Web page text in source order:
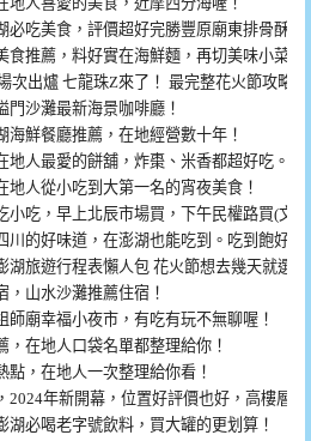
必吃美食，評價超好完勝豐原廟東排骨酥麵
食推薦，料好實在海鮮麵，再切美味小菜一
次出爐 七龍珠Z來了！ 最完整花火節攻略
門沙灘最新海景咖啡廳！
海鮮餐廳推薦，在地經營數十年！
地人最愛的餅舖，炸棗、米香都超好吃。
地人從小吃到大第一名的宵夜美食！
小吃，早上北辰市場買，下午民權路買(文
川的好味道，在澎湖也能吃到。吃到飽好評
湖旅遊行程表懶人包 花火節想去幾天就選
，山水沙灘推薦住宿！
師廟幸福小夜市，有吃有玩不無聊喔！
，在地人口袋名單都整理給你！
點，在地人一次整理給你看！
2024年新開幕，位置好評價也好，高樓層
湖必喝老字號飲料，買大罐的更划算！